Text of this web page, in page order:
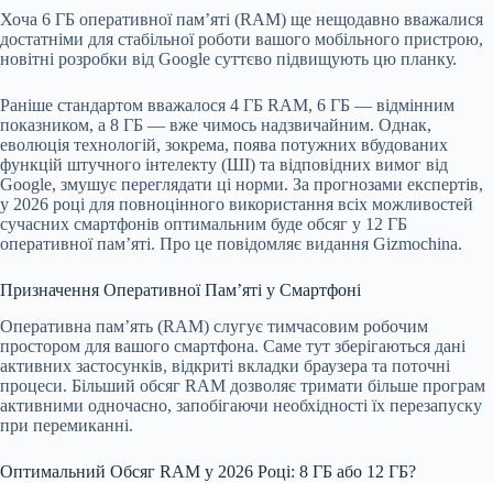
Хоча 6 ГБ оперативної пам’яті (RAM) ще нещодавно вважалися
достатніми для стабільної роботи вашого мобільного пристрою,
новітні розробки від Google суттєво підвищують цю планку.
Раніше стандартом вважалося 4 ГБ RAM, 6 ГБ — відмінним
показником, а 8 ГБ — вже чимось надзвичайним. Однак,
еволюція технологій, зокрема, поява потужних вбудованих
функцій штучного інтелекту (ШІ) та відповідних вимог від
Google, змушує переглядати ці норми. За прогнозами експертів,
у 2026 році для повноцінного використання всіх можливостей
сучасних смартфонів оптимальним буде обсяг у 12 ГБ
оперативної пам’яті. Про це повідомляє видання Gizmochina.
Призначення Оперативної Пам’яті у Смартфоні
Оперативна пам’ять (RAM) слугує тимчасовим робочим
простором для вашого смартфона. Саме тут зберігаються дані
активних застосунків, відкриті вкладки браузера та поточні
процеси. Більший обсяг RAM дозволяє тримати більше програм
активними одночасно, запобігаючи необхідності їх перезапуску
при перемиканні.
Оптимальний Обсяг RAM у 2026 Році: 8 ГБ або 12 ГБ?